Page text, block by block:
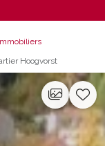
Hoogvorst